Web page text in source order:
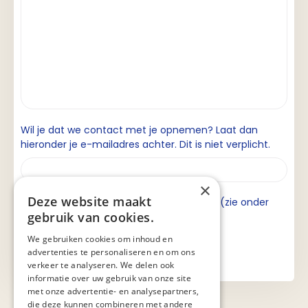
Wil je dat we contact met je opnemen? Laat dan
hieronder je e-mailadres achter. Dit is niet verplicht.
Ik ga akkoord met de privacyverklaring (zie onder
aan de pagina).
×
Deze website maakt
gebruik van cookies.
We gebruiken cookies om inhoud en
advertenties te personaliseren en om ons
verkeer te analyseren. We delen ook
informatie over uw gebruik van onze site
met onze advertentie- en analysepartners,
die deze kunnen combineren met andere